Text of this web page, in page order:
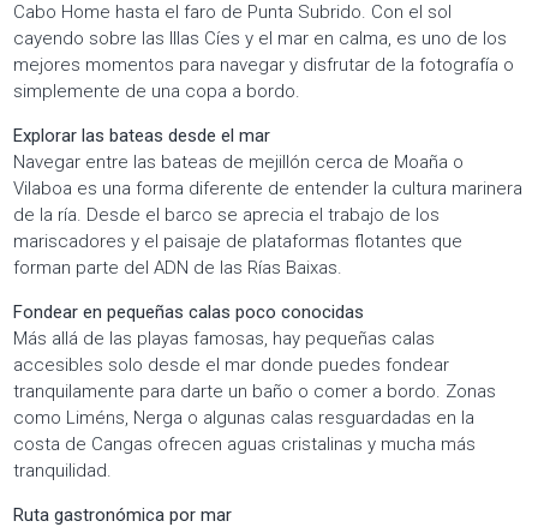
Cabo Home hasta el faro de Punta Subrido. Con el sol
cayendo sobre las Illas Cíes y el mar en calma, es uno de los
mejores momentos para navegar y disfrutar de la fotografía o
simplemente de una copa a bordo.
Explorar las bateas desde el mar
Navegar entre las bateas de mejillón cerca de Moaña o
Vilaboa es una forma diferente de entender la cultura marinera
de la ría. Desde el barco se aprecia el trabajo de los
mariscadores y el paisaje de plataformas flotantes que
forman parte del ADN de las Rías Baixas.
Fondear en pequeñas calas poco conocidas
Más allá de las playas famosas, hay pequeñas calas
accesibles solo desde el mar donde puedes fondear
tranquilamente para darte un baño o comer a bordo. Zonas
como Liméns, Nerga o algunas calas resguardadas en la
costa de Cangas ofrecen aguas cristalinas y mucha más
tranquilidad.
Ruta gastronómica por mar